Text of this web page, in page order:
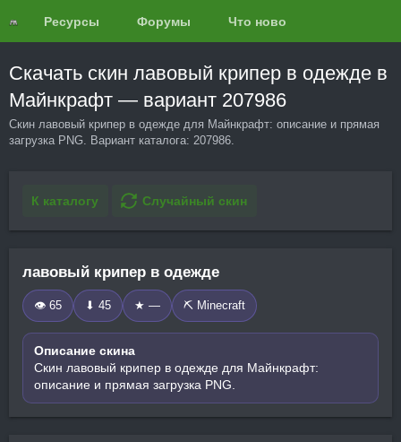
Ресурсы Форумы Что нового?
Скачать скин лавовый крипер в одежде в
Майнкрафт — вариант 207986
Скин лавовый крипер в одежде для Майнкрафт: описание и прямая
загрузка PNG. Вариант каталога: 207986.
К каталогу Случайный скин
лавовый крипер в одежде
👁 65 ⬇ 45 ★ — ⛏️ Minecraft
Описание скина
Скин лавовый крипер в одежде для Майнкрафт:
описание и прямая загрузка PNG.